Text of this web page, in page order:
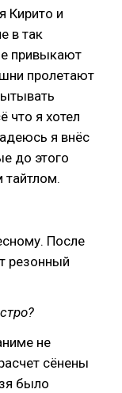
Кирито и
в так
привыкают
пролетают
что я хотел
я внёс
до этого
После
резонный
не
сёнены
было